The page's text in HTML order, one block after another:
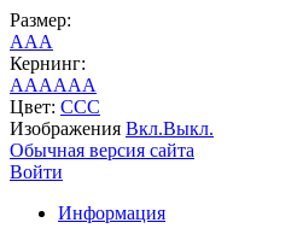
Размер:
AAA
Кернинг:
AAAAAA
Цвет: CCC
Изображения Вкл.Выкл.
Обычная версия сайта
Войти
Информация